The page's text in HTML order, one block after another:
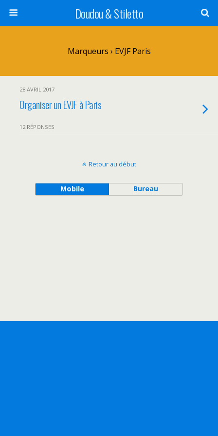
Doudou & Stiletto
Marqueurs › EVJF Paris
28 AVRIL 2017
Organiser un EVJF à Paris
12 RÉPONSES
Retour au début
Mobile Bureau